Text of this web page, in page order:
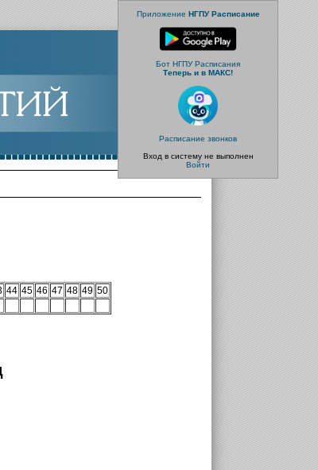
Приложение НГПУ Расписание
Бот НГПУ Расписания
Теперь и в МАКС!
Расписание звонков
Вход в систему не выполнен
Войти
44 45 46 47 48 49 50